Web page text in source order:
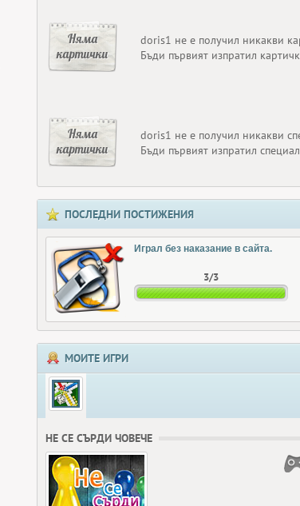
Няма
картички
doris1 не е получил никакви
Бъди първият изпратил
Няма
картички
doris1 не е получил никакви
Бъди първият изпратил
ПОСЛЕДНИ ПОСТИЖЕНИЯ
Играл без наказание в сайта.
3/3
МОИТЕ ИГРИ
НЕ СЕ СЪРДИ ЧОВЕЧЕ